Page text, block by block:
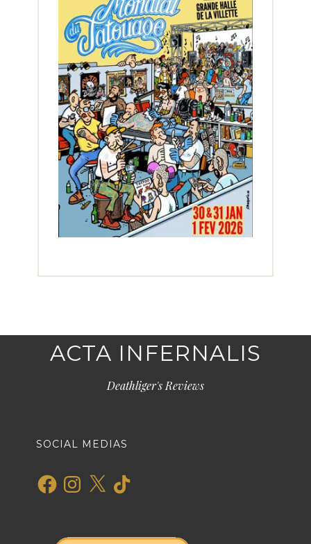
ACTA INFERNALIS
Deathliger's Reviews
SOCIAL MEDIAS
FacebookInstagram
X TikTok